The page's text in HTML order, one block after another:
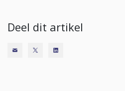
Deel dit artikel